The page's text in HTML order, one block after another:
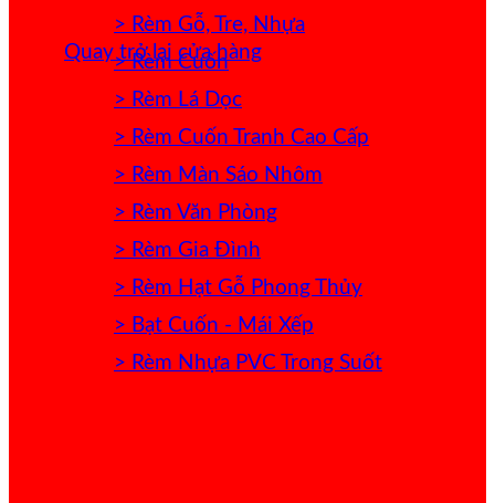
Quay trở lại cửa hàng
> Rèm Gỗ, Tre, Nhựa
> Rèm Cuốn
> Rèm Lá Dọc
> Rèm Cuốn Tranh Cao Cấp
> Rèm Màn Sáo Nhôm
> Rèm Văn Phòng
> Rèm Gia Đình
> Rèm Hạt Gỗ Phong Thủy
> Bạt Cuốn - Mái Xếp
> Rèm Nhựa PVC Trong Suốt